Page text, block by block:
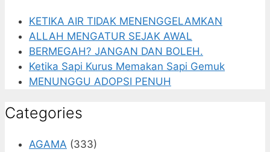
KETIKA AIR TIDAK MENENGGELAMKAN
ALLAH MENGATUR SEJAK AWAL
BERMEGAH? JANGAN DAN BOLEH.
Ketika Sapi Kurus Memakan Sapi Gemuk
MENUNGGU ADOPSI PENUH
Categories
AGAMA (333)